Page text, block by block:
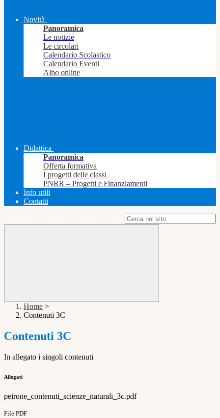
Novità
Panoramica
Le notizie
Le circolari
Calendario Scolastico
Calendario Eventi
Albo online
Didattica
Panoramica
Offerta formativa
I progetti delle classi
PNRR – Progetti e Finanziamenti
Info utili
Contatti
Home >
Contenuti 3C
Contenuti 3C
In allegato i singoli contenuti
Allegati
peirone_contenuti_scienze_naturali_3c.pdf
File PDF